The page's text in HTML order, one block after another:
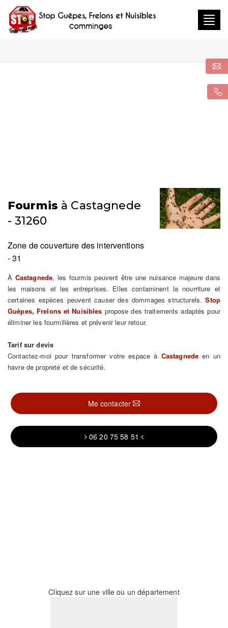
Fourmis à Castagnede
- 31260
Zone de couverture des interventions
- 31
À Castagnede, les fourmis peuvent être une nuisance majeure dans
les maisons et les entreprises. Elles contaminent la nourriture et
certaines espèces peuvent causer des dommages structurels.Stop
Guêpes, Frelons et Nuisibles propose des traitements adaptés pour
éliminer les fourmilières et prévenir leur retour.
Tarif sur devis
Contactez-moi pour transformer votre espace à Castagnede en un
havre de propreté et de sécurité.
Me contacter
06 20 75 58 51
Cliquez sur une ville ou un département